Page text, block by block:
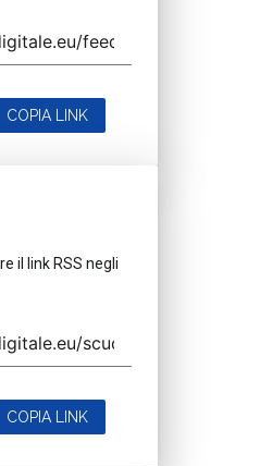
COPIA LINK
il link RSS negli
COPIA LINK